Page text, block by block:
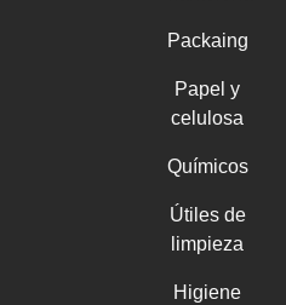
Packaing
Papel y
celulosa
Químicos
Útiles de
limpieza
Higiene